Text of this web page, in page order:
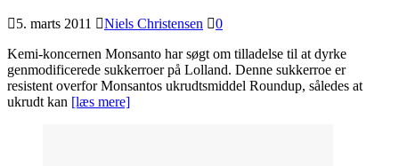
5. marts 2011 Niels Christensen
0
Kemi-koncernen Monsanto har søgt om tilladelse til at dyrke
genmodificerede sukkerroer på Lolland. Denne sukkerroe er
resistent overfor Monsantos ukrudtsmiddel Roundup, således at
ukrudt kan [læs mere]